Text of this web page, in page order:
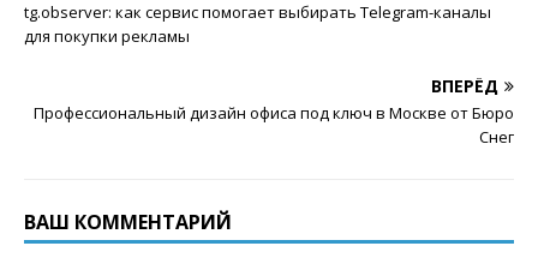
tg.observer: как сервис помогает выбирать Telegram-каналы
для покупки рекламы
ВПЕРЁД
Профессиональный дизайн офиса под ключ в Москве от Бюро
Снег
ВАШ КОММЕНТАРИЙ